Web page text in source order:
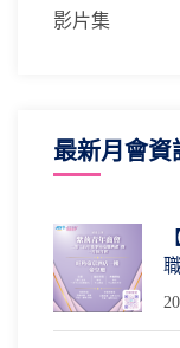
影片集
最新月會資